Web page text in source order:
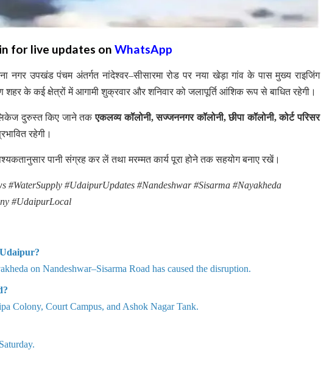
for live updates on WhatsApp
नगर उपखंड पंचम अंतर्गत नांदेश्वर–सीसारमा रोड पर नया खेड़ा गांव के पास मुख्य राइजिंग
के कई क्षेत्रों में आगामी शुक्रवार और शनिवार को जलापूर्ति आंशिक रूप से बाधित रहेगी।
लिकेज दुरुस्त किए जाने तकएकलव्य कॉलोनी, सज्जननगर कॉलोनी, छीपा कॉलोनी, कोर्ट परिसर
रहेगी।
पानी संग्रह कर लें तथा मरम्मत कार्य पूरा होने तक सहयोग बनाए रखें।
#WaterSupply #UdaipurUpdates #Nandeshwar #Sisarma #Nayakheda
#UdaipurLocal
on Nandeshwar–Sisarma Road has caused the disruption.
Colony, Court Campus, and Ashok Nagar Tank.